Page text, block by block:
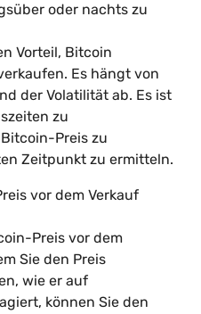
oder nachts zu
Vorteil, Bitcoin
Es hängt von
der Volatilität ab. Es ist
zu
Preis zu
Zeitpunkt zu ermitteln.
vor dem Verkauf
Preis vor dem
Sie den Preis
wie er auf
können Sie den